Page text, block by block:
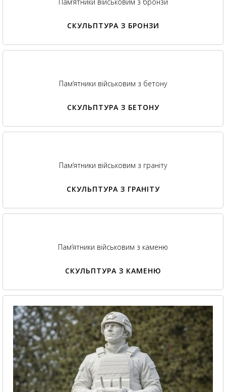
Пам’ятники військовим з бронзи
СКУЛЬПТУРА З БРОНЗИ
Пам’ятники військовим з бетону
СКУЛЬПТУРА З БЕТОНУ
Пам’ятники військовим з граніту
СКУЛЬПТУРА З ГРАНІТУ
Пам’ятники військовим з каменю
СКУЛЬПТУРА З КАМЕНЮ